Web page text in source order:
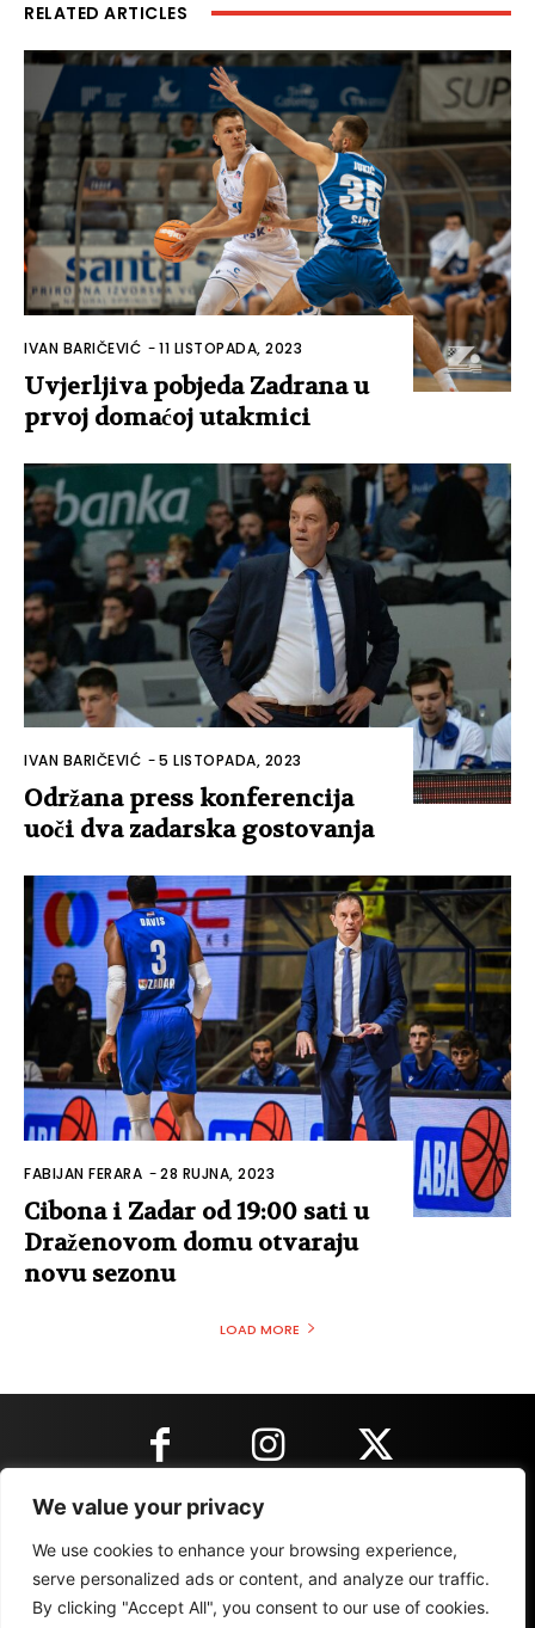
We value your privacy
We use cookies to enhance your browsing experience,
serve personalized ads or content, and analyze our traffic.
By clicking "Accept All", you consent to our use of cookies.
RELATED ARTICLES
IVAN BARIČEVIĆ -11 LISTOPADA, 2023
Uvjerljiva pobjeda Zadrana u
prvoj domaćoj utakmici
IVAN BARIČEVIĆ -5 LISTOPADA, 2023
Održana press konferencija
uoči dva zadarska gostovanja
FABIJAN FERARA -28 RUJNA, 2023
Cibona i Zadar od 19:00 sati u
Draženovom domu otvaraju
novu sezonu
LOAD MORE
KONTAKT INFORMACIJE
IMPRESSUM MARKETING REZULTATI